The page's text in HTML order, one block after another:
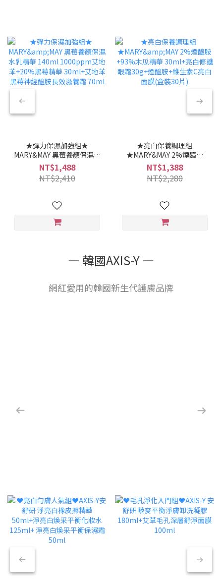
★彈力保濕加強組★
MARY&MAY 黑莓養顏保濕水
乳精華 140ml 1000ppm艾
地苯+20%黑莓精華
30ml+艾地苯黑莓神經醯胺
NT$1,488
NT$2,410
★亮白保養調理組
★MARY&MAY 2%煙醯胺
+93%木瓜精華 30ml+亮白
修護眼霜30g+煙醯胺+維生
素C亮白面膜(盒裝30片)
NT$1,388
NT$2,280
— 韓國AXIS-Y —
網紅愛用的韓國新生代護膚品牌